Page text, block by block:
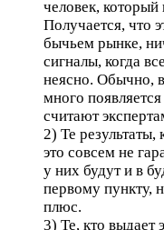
человек, который
Получается, что
бычьем рынке,
сигналы, когда
неясно. Обычно,
много
считают
2) Те
это совсем не
у них будут и в
первому пункту,
плюс.
3) Те, кто выдает